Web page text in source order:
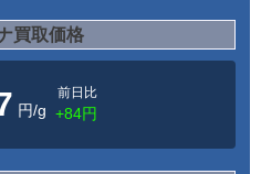
買取価格
円/g
前日比
+84円